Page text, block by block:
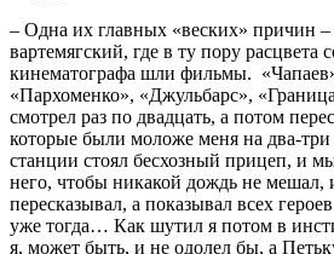
– Одна их главных «веских» причин
вартемягский, где в ту пору расцвета
кинематографа шли фильмы.
«Пархоменко», «Джульбарс»,
смотрел раз по двадцать, а потом
которые были моложе меня на два-
станции стоял бесхозный прицеп, и
него, чтобы никакой дождь не мешал,
пересказывал, а показывал всех
уже тогда… Как шутил я потом в
я, может быть, и не одолел бы, а